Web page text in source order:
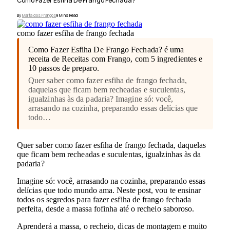
ByMarta dos Frangos9 Mins Read
como fazer esfiha de frango fechada
Como Fazer Esfiha De Frango Fechada? é uma
receita de Receitas com Frango, com 5 ingredientes e
10 passos de preparo.
Quer saber como fazer esfiha de frango fechada,
daquelas que ficam bem recheadas e suculentas,
igualzinhas às da padaria? Imagine só: você,
arrasando na cozinha, preparando essas delícias que
todo…
Quer saber como fazer esfiha de frango fechada, daquelas
que ficam bem recheadas e suculentas, igualzinhas às da
padaria?
Imagine só: você, arrasando na cozinha, preparando essas
delícias que todo mundo ama. Neste post, vou te ensinar
todos os segredos para fazer esfiha de frango fechada
perfeita, desde a massa fofinha até o recheio saboroso.
Aprenderá a massa, o recheio, dicas de montagem e muito